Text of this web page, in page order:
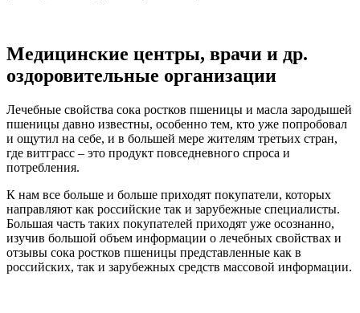
Медицинские центры, врачи и др.
оздоровительные организации
Лечебные свойства сока ростков пшеницы и масла зародышей
пшеницы давно известны, особенно тем, кто уже попробовал
и ощутил на себе, и в большей мере жителям третьих стран,
где витграсс – это продукт повседневного спроса и
потребления.
К нам все больше и больше приходят покупатели, которых
направляют как российские так и зарубежные специалисты.
Большая часть таких покупателей приходят уже осознанно,
изучив большой объем информации о лечебных свойствах и
отзывы сока ростков пшеницы представленные как в
российских, так и зарубежных средств массовой информации.